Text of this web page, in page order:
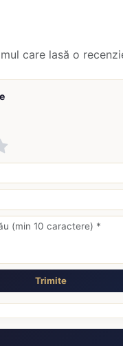
care lasă o
Trimite